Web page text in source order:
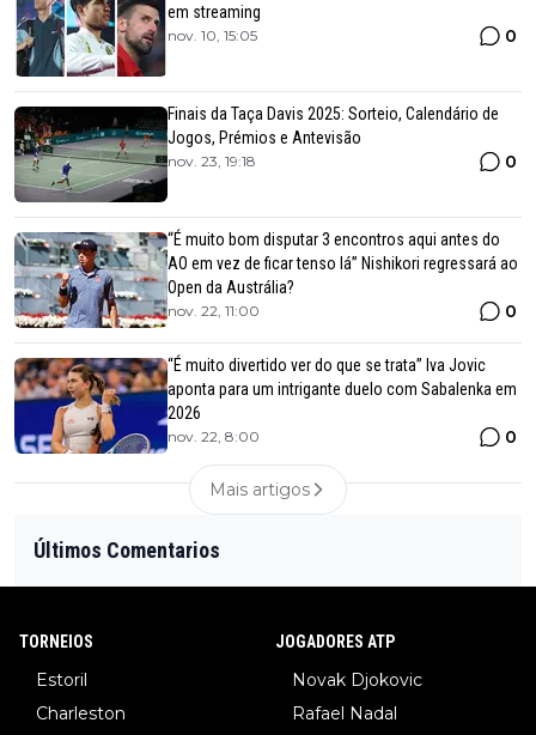
em streaming
nov. 10, 15:05 0
Finais da Taça Davis 2025: Sorteio, Calendário de
Jogos, Prémios e Antevisão
nov. 23, 19:18 0
“É muito bom disputar 3 encontros aqui antes do
AO em vez de ficar tenso lá” Nishikori regressará ao
Open da Austrália?
nov. 22, 11:00 0
“É muito divertido ver do que se trata” Iva Jovic
aponta para um intrigante duelo com Sabalenka em
2026
nov. 22, 8:00 0
Mais artigos
Últimos Comentarios
TORNEIOS
Estoril
Charleston
JOGADORES ATP
Novak Djokovic
Rafael Nadal